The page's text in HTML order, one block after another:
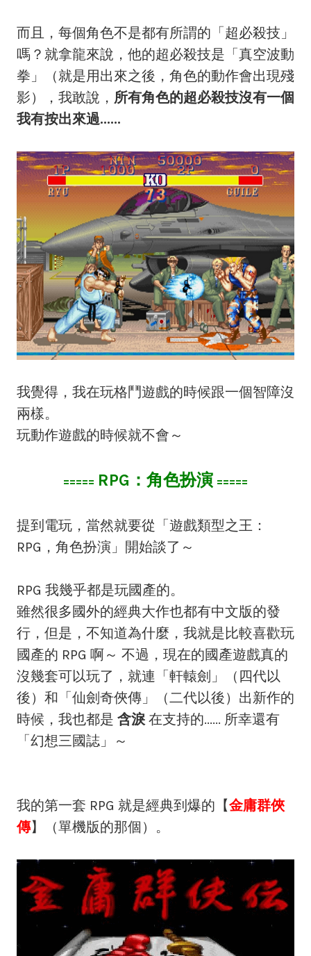
而且，每個角色不是都有所謂的「超必殺技」
嗎？就拿龍來說，他的超必殺技是「真空波動
拳」（就是用出來之後，角色的動作會出現殘
影），我敢說， 所有角色的超必殺技沒有一個
我有按出來過......
我覺得，我在玩格鬥遊戲的時候跟一個智障沒
兩樣。
玩動作遊戲的時候就不會～
===== RPG：角色扮演 =====
提到電玩，當然就要從「遊戲類型之王：
RPG，角色扮演」開始談了～
RPG 我幾乎都是玩國產的。
雖然很多國外的經典大作也都有中文版的發
行，但是，不知道為什麼，我就是比較喜歡玩
國產的 RPG 啊～ 不過，現在的國產遊戲真的
沒幾套可以玩了，就連「軒轅劍」（四代以
後）和「仙劍奇俠傳」（二代以後）出新作的
時候，我也都是 含淚 在支持的...... 所幸還有
「幻想三國誌」～
我的第一套 RPG 就是經典到爆的【金庸群俠
傳】（單機版的那個）。